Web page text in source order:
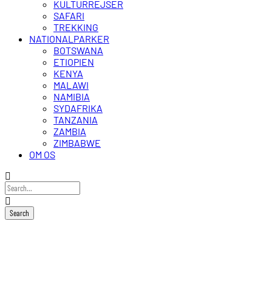
KULTURREJSER
SAFARI
TREKKING
NATIONALPARKER
BOTSWANA
ETIOPIEN
KENYA
MALAWI
NAMIBIA
SYDAFRIKA
TANZANIA
ZAMBIA
ZIMBABWE
OM OS